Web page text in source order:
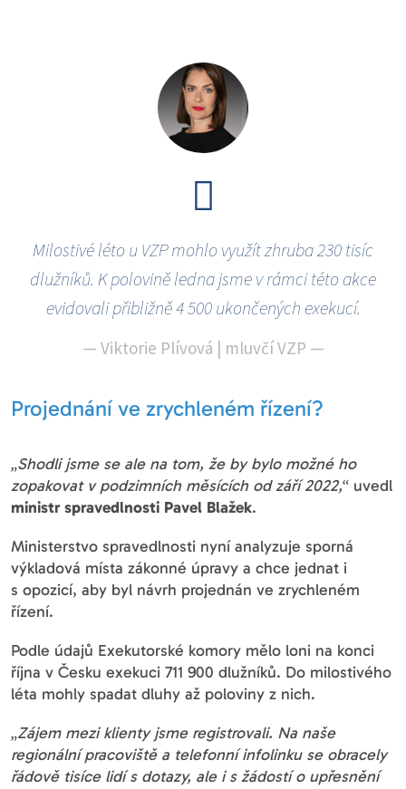
Milostivé léto u VZP mohlo využít zhruba 230 tisíc
dlužníků. K polovině ledna jsme v rámci této akce
evidovali přibližně 4 500 ukončených exekucí.
— Viktorie Plívová | mluvčí VZP —
Projednání ve zrychleném řízení?
„Shodli jsme se ale na tom, že by bylo možné ho
zopakovat v podzimních měsících od září 2022,“ uvedl
ministr spravedlnosti Pavel Blažek.
Ministerstvo spravedlnosti nyní analyzuje sporná
výkladová místa zákonné úpravy a chce jednat i
s opozicí, aby byl návrh projednán ve zrychleném
řízení.
Podle údajů Exekutorské komory mělo loni na konci
října v Česku exekuci 711 900 dlužníků. Do milostivého
léta mohly spadat dluhy až poloviny z nich.
„Zájem mezi klienty jsme registrovali. Na naše
regionální pracoviště a telefonní infolinku se obracely
řádově tisíce lidí s dotazy, ale i s žádostí o upřesnění